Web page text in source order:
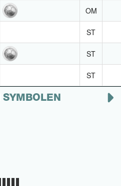
OM
ST
ST
ST
SYMBOLEN